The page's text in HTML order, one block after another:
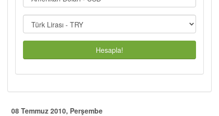
Hesapla!
08 Temmuz 2010, Perşembe